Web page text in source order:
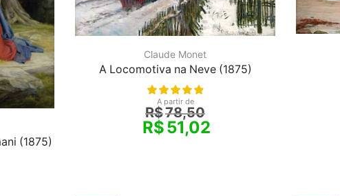
(1875)
Claude Monet
A Locomotiva na Neve (1875)
A partir de
R$78,50
R$51,02